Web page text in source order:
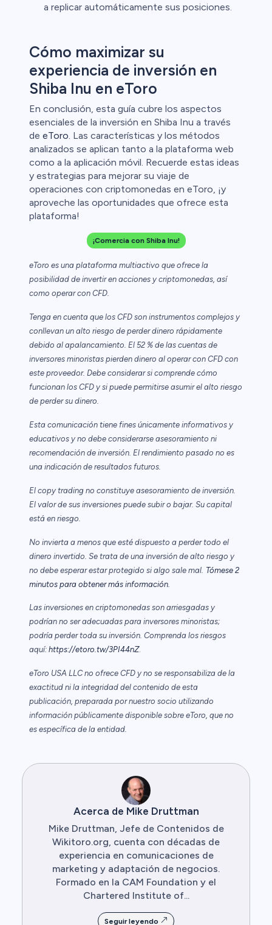
a replicar automáticamente sus posiciones.
Cómo maximizar su
experiencia de inversión en
Shiba Inu en eToro
En conclusión, esta guía cubre los aspectos
esenciales de la inversión en Shiba Inu a través
de eToro. Las características y los métodos
analizados se aplican tanto a la plataforma web
como a la aplicación móvil. Recuerde estas ideas
y estrategias para mejorar su viaje de
operaciones con criptomonedas en eToro, ¡y
aproveche las oportunidades que ofrece esta
plataforma!
¡Comercia con Shiba Inu!
eToro es una plataforma multiactivo que ofrece la
posibilidad de invertir en acciones y criptomonedas, así
como operar con CFD.
Tenga en cuenta que los CFD son instrumentos complejos y
conllevan un alto riesgo de perder dinero rápidamente
debido al apalancamiento. El 52 % de las cuentas de
inversores minoristas pierden dinero al operar con CFD con
este proveedor. Debe considerar si comprende cómo
funcionan los CFD y si puede permitirse asumir el alto riesgo
de perder su dinero.
Esta comunicación tiene fines únicamente informativos y
educativos y no debe considerarse asesoramiento ni
recomendación de inversión. El rendimiento pasado no es
una indicación de resultados futuros.
El copy trading no constituye asesoramiento de inversión.
El valor de sus inversiones puede subir o bajar. Su capital
está en riesgo.
No invierta a menos que esté dispuesto a perder todo el
dinero invertido. Se trata de una inversión de alto riesgo y
no debe esperar estar protegido si algo sale mal. Tómese 2
minutos para obtener más información.
Las inversiones en criptomonedas son arriesgadas y
podrían no ser adecuadas para inversores minoristas;
podría perder toda su inversión. Comprenda los riesgos
aquí: https://etoro.tw/3PI44nZ.
eToro USA LLC no ofrece CFD y no se responsabiliza de la
exactitud ni la integridad del contenido de esta
publicación, preparada por nuestro socio utilizando
información públicamente disponible sobre eToro, que no
es específica de la entidad.
Acerca de Mike Druttman
Mike Druttman, Jefe de Contenidos de
Wikitoro.org, cuenta con décadas de
experiencia en comunicaciones de
marketing y adaptación de negocios.
Formado en la CAM Foundation y el
Chartered Institute of...
Seguir leyendo